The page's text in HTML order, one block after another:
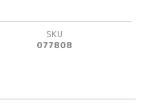
SKU
077808